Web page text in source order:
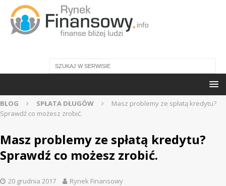
BLOG SPŁATA DŁUGÓW
Masz problemy ze spłatą kredytu?
Sprawdź co możesz zrobić.
Masz problemy ze spłatą kredytu?
Sprawdź co możesz zrobić.
20 grudnia 2017 Rynek Finansowy